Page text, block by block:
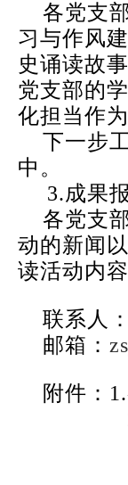
各党支
习与作风
史诵读故
党支部的
化担当作为
下一步
中。
3.成果
各党支
动的新闻
读活动内
联系人
邮箱：
附件：